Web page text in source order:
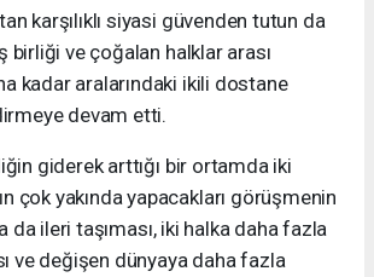
karşılıklı siyasi güvenden tutun da
birliği ve çoğalan halklar arası
kadar aralarındaki ikili dostane
devam etti.
giderek arttığı bir ortamda iki
çok yakında yapacakları görüşmenin
da ileri taşıması, iki halka daha fazla
ve değişen dünyaya daha fazla